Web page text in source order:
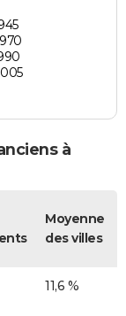
à
Moyenne
des villes
11,6 %